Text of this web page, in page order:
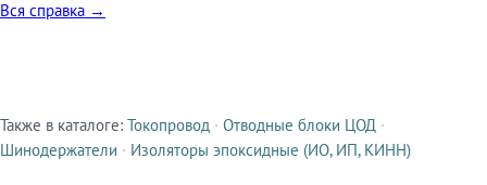
Вся справка →
Смежные продукты
Также в каталоге: Токопровод · Отводные блоки ЦОД ·
Шинодержатели · Изоляторы эпоксидные (ИО, ИП, КИНН)